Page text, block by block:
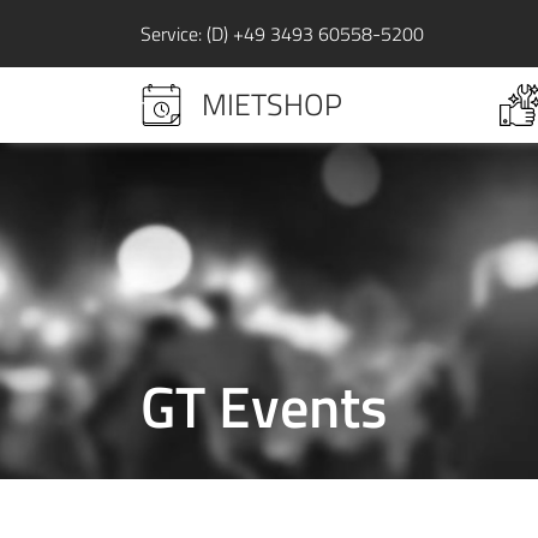
Service: (D) +49 3493 60558-5200
MIETSHOP
GT Events